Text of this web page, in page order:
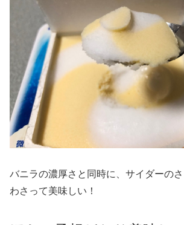
バニラの濃厚さと同時に、サイダーの
わさって美味しい！